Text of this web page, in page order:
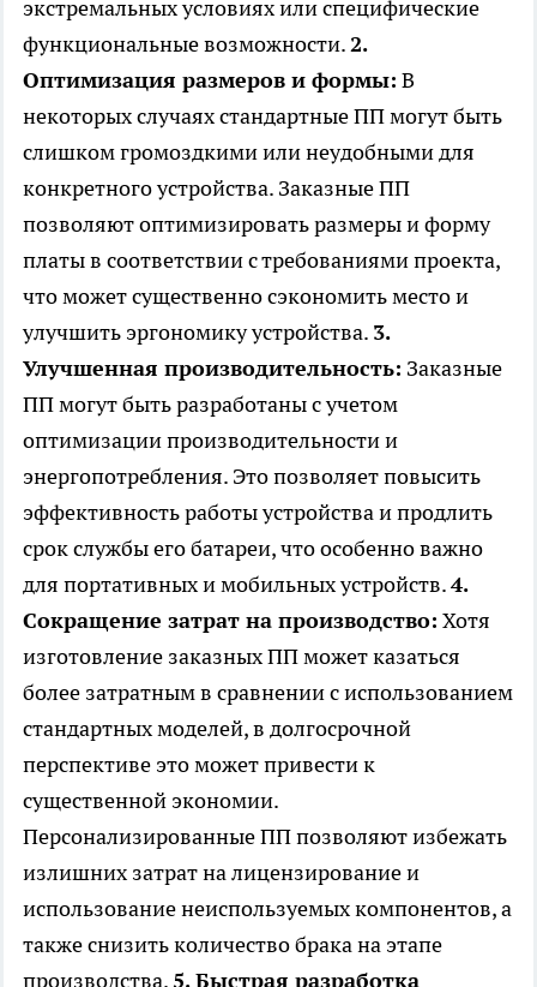
экстремальных условиях или специфические
функциональные возможности.2.
Оптимизация размеров и формы: В
некоторых случаях стандартные ПП могут быть
слишком громоздкими или неудобными для
конкретного устройства. Заказные ПП
позволяют оптимизировать размеры и форму
платы в соответствии с требованиями проекта,
что может существенно сэкономить место и
улучшить эргономику устройства. 3.
Улучшенная производительность: Заказные
ПП могут быть разработаны с учетом
оптимизации производительности и
энергопотребления. Это позволяет повысить
эффективность работы устройства и продлить
срок службы его батареи, что особенно важно
для портативных и мобильных устройств.4.
Сокращение затрат на производство: Хотя
изготовление заказных ПП может казаться
более затратным в сравнении с использованием
стандартных моделей, в долгосрочной
перспективе это может привести к
существенной экономии.
Персонализированные ПП позволяют избежать
излишних затрат на лицензирование и
использование неиспользуемых компонентов, а
также снизить количество брака на этапе
производства. 5. Быстрая разработка